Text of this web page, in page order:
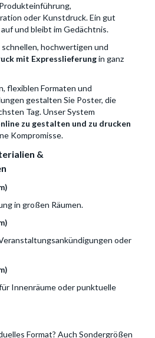
oder Kunstdruck. Ein gut
und bleibt im Gedächtnis.
hochwertigen und
mit Expresslieferungin ganz
flexiblen Formaten und
gestalten Sie Poster, die
Tag. Unser System
zu gestalten und zu drucken
Kompromisse.
&
in großen Räumen.
oder
Innenräume oder punktuelle
Format? Auch Sondergrößen